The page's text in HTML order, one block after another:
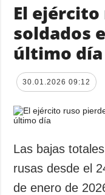
TODAS LAS
CATEGORÍAS
Guerra
Reconstrucción
Política
Defensa
Sociedad y
Cultura
El ejército
soldados
último día
30.01.2026 09:12
Las bajas
rusas desde el
de enero de